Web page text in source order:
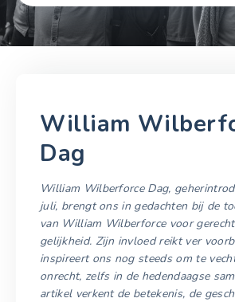
William
Dag
William Wilberforce Dag,
juli, brengt ons in gedachten bij de
van William Wilberforce voor
gelijkheid. Zijn invloed reikt ver
inspireert ons nog steeds om te
onrecht, zelfs in de hedendaagse
artikel verkent de betekenis, de